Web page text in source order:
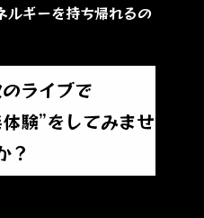
ギーを持ち帰れるの
ライブで
験”をしてみませ
？